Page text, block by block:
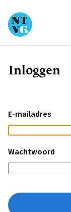
Kruimelpad
Inloggen
E-mailadres
Wachtwoord